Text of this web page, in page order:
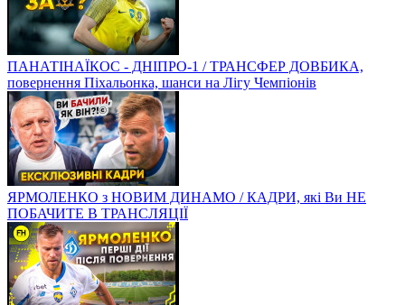
ПАНАТІНАЇКОС - ДНІПРО-1 / ТРАНСФЕР ДОВБИКА,
повернення Піхальонка, шанси на Лігу Чемпіонів
ЯРМОЛЕНКО з НОВИМ ДИНАМО / КАДРИ, які Ви НЕ
ПОБАЧИТЕ В ТРАНСЛЯЦІЇ